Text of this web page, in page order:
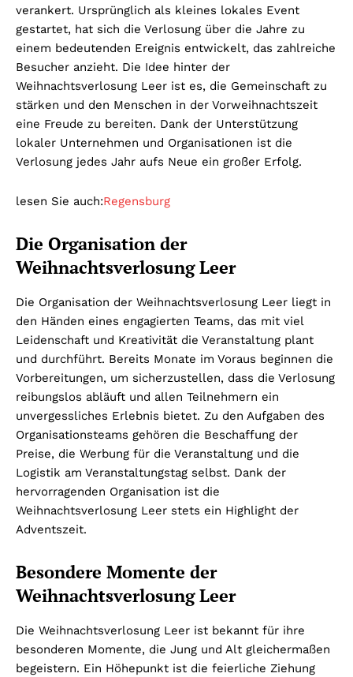
verankert. Ursprünglich als kleines lokales Event
gestartet, hat sich die Verlosung über die Jahre zu
einem bedeutenden Ereignis entwickelt, das zahlreiche
Besucher anzieht. Die Idee hinter der
Weihnachtsverlosung Leer ist es, die Gemeinschaft zu
stärken und den Menschen in der Vorweihnachtszeit
eine Freude zu bereiten. Dank der Unterstützung
lokaler Unternehmen und Organisationen ist die
Verlosung jedes Jahr aufs Neue ein großer Erfolg.
lesen Sie auch:Regensburg
Die Organisation der
Weihnachtsverlosung Leer
Die Organisation der Weihnachtsverlosung Leer liegt in
den Händen eines engagierten Teams, das mit viel
Leidenschaft und Kreativität die Veranstaltung plant
und durchführt. Bereits Monate im Voraus beginnen die
Vorbereitungen, um sicherzustellen, dass die Verlosung
reibungslos abläuft und allen Teilnehmern ein
unvergessliches Erlebnis bietet. Zu den Aufgaben des
Organisationsteams gehören die Beschaffung der
Preise, die Werbung für die Veranstaltung und die
Logistik am Veranstaltungstag selbst. Dank der
hervorragenden Organisation ist die
Weihnachtsverlosung Leer stets ein Highlight der
Adventszeit.
Besondere Momente der
Weihnachtsverlosung Leer
Die Weihnachtsverlosung Leer ist bekannt für ihre
besonderen Momente, die Jung und Alt gleichermaßen
begeistern. Ein Höhepunkt ist die feierliche Ziehung